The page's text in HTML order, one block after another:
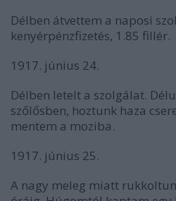
Délben átvettem a naposi
kenyérpénzfizetés, 1.85 fillér.
1917. június 24.
Délben letelt a szolgálat.
szőlősben, hoztunk haza
mentem a moziba.
1917. június 25.
A nagy meleg miatt